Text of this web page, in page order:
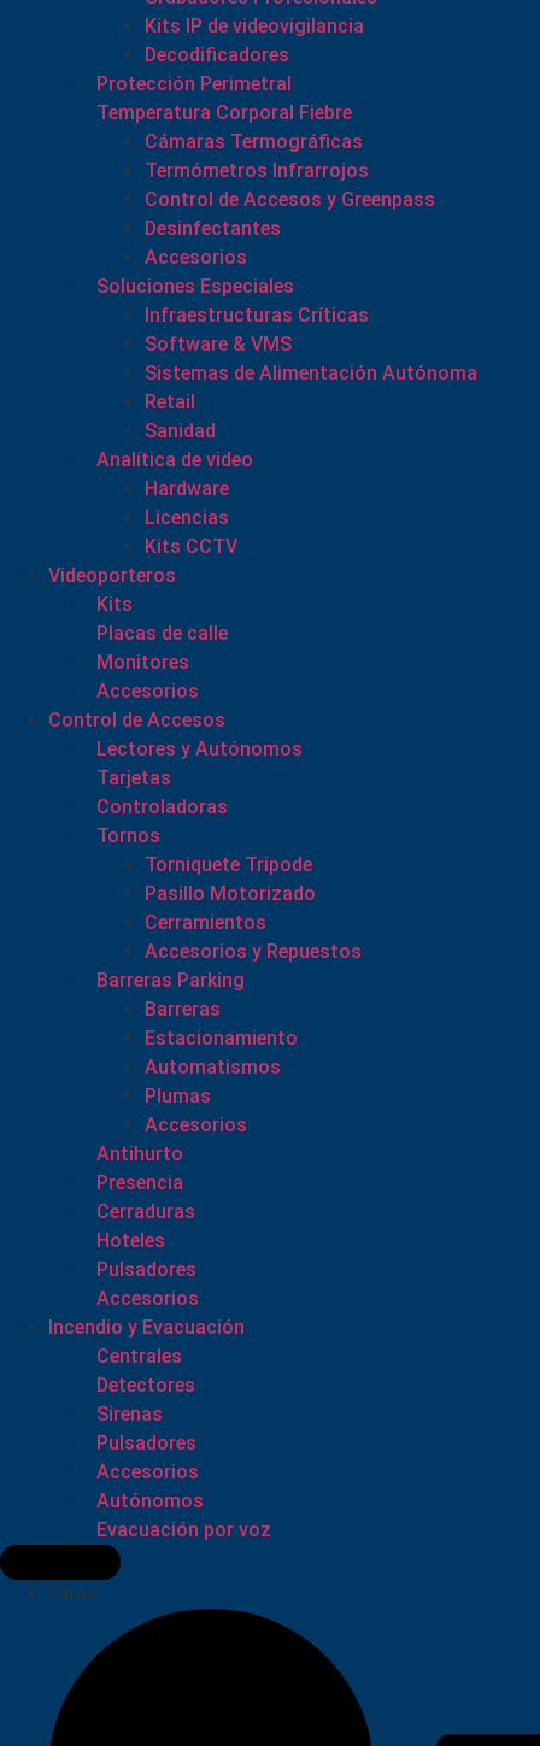
Kits IP de videovigilancia
Decodificadores
Protección Perimetral
Temperatura Corporal Fiebre
Cámaras Termográficas
Termómetros Infrarrojos
Control de Accesos y Greenpass
Desinfectantes
Accesorios
Soluciones Especiales
Infraestructuras Críticas
Software & VMS
Sistemas de Alimentación Autónoma
Retail
Sanidad
Analítica de video
Hardware
Licencias
Kits CCTV
Videoporteros
Kits
Placas de calle
Monitores
Accesorios
Control de Accesos
Lectores y Autónomos
Tarjetas
Controladoras
Tornos
Torniquete Tripode
Pasillo Motorizado
Cerramientos
Accesorios y Repuestos
Barreras Parking
Barreras
Estacionamiento
Automatismos
Plumas
Accesorios
Antihurto
Presencia
Cerraduras
Hoteles
Pulsadores
Accesorios
Incendio y Evacuación
Centrales
Detectores
Sirenas
Pulsadores
Accesorios
Autónomos
Evacuación por voz
Otros